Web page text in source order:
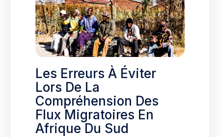
Les Erreurs À Éviter
Lors De La
Compréhension Des
Flux Migratoires En
Afrique Du Sud